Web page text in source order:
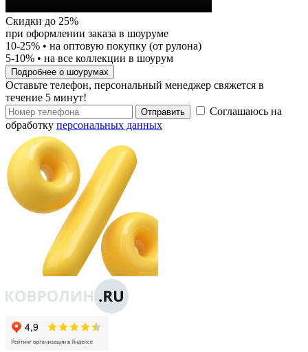
Скидки до 25%
при оформлении заказа в шоуруме
10-25% • на оптовую покупку (от рулона)
5-10% • на все коллекции в шоурум
Подробнее о шоурумах
Оставьте телефон, персональный менеджер свяжется в
течение 5 минут!
Отправить
Соглашаюсь на
обработку персональных данных